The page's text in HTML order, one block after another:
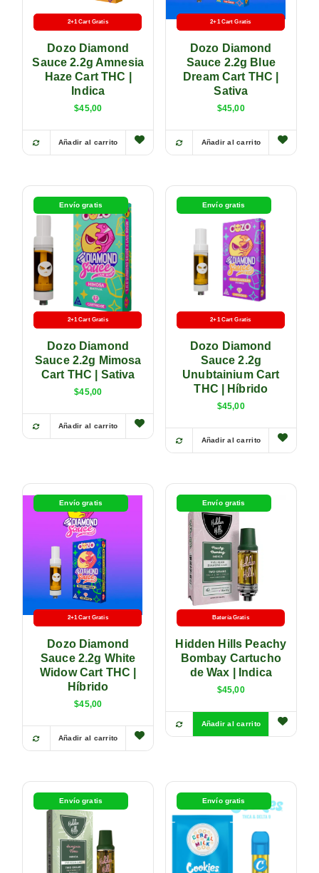
Batería Gratis
2+1 Cart Gratis
Dozo Diamond
Sauce 2.2g Amnesia
Haze Cart THC |
Indica
$45,00
Añadir al carrito
Batería Gratis
2+1 Cart Gratis
Dozo Diamond
Sauce 2.2g Blue
Dream Cart THC |
Sativa
$45,00
Añadir al carrito
Envío gratis
Batería Gratis
2+1 Cart Gratis
Dozo Diamond
Sauce 2.2g Mimosa
Cart THC | Sativa
$45,00
Añadir al carrito
Envío gratis
Batería Gratis
2+1 Cart Gratis
Dozo Diamond
Sauce 2.2g
Unubtainium Cart
THC | Híbrido
$45,00
Añadir al carrito
Envío gratis
Batería Gratis
2+1 Cart Gratis
Dozo Diamond
Sauce 2.2g White
Widow Cart THC |
Híbrido
$45,00
Añadir al carrito
Envío gratis
Agotado
Batería Gratis
Hidden Hills Peachy
Bombay Cartucho
de Wax | Indica
$45,00
Añadir al carrito
Envío gratis Envío gratis